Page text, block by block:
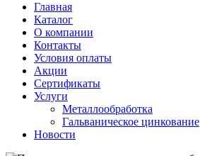
Главная
Каталог
О компании
Контакты
Условия оплаты
Акции
Сертификаты
Услуги
Металлообработка
Гальваническое цинкование
Новости